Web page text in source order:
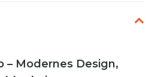
– Modernes Design,